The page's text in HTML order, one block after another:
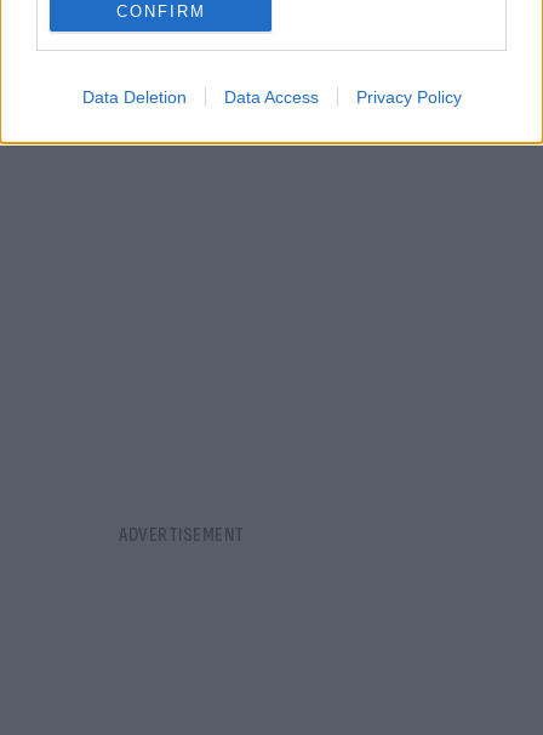
CONFIRM
Data Deletion Data Access Privacy Policy
To αναπάντεχο δώρο της «Οδύσσειας» σε ένα
άγνωστο νησί της Σικελίας
08.08.2026 ΒΑΣΙΛΙΚΉ ΚΟΥΚΊΟΥ